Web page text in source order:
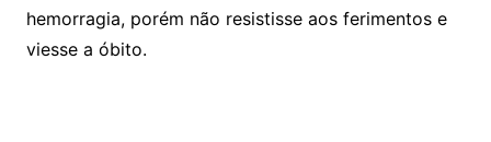
hemorragia, porém não resistisse aos ferimentos e
viesse a óbito.